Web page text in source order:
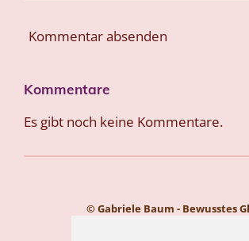
Kommentar absenden
Kommentare
Es gibt noch keine Kommentare.
© Gabriele Baum - Bewusstes